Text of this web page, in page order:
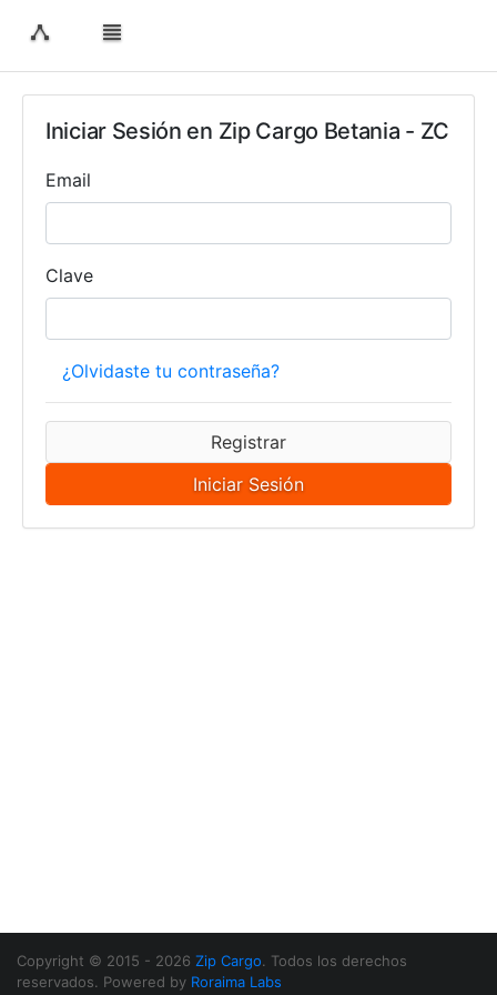
Iniciar Sesión en Zip Cargo Betania - ZC
Email
Clave
¿Olvidaste tu contraseña?
Registrar
Iniciar Sesión
Copyright © 2015 - 2026 Zip Cargo. Todos los derechos
reservados. Powered by Roraima Labs